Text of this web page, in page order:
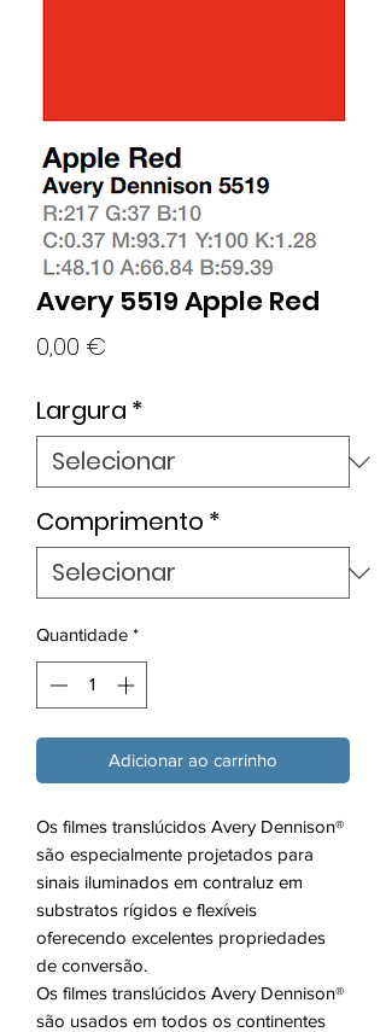
Avery 5519 Apple Red
0,00 €
Largura *
Comprimento *
Quantidade *
Adicionar ao carrinho
Os filmes translúcidos Avery Dennison®
são especialmente projetados para
sinais iluminados em contraluz em
substratos rígidos e flexíveis
oferecendo excelentes propriedades
de conversão.
Os filmes translúcidos Avery Dennison®
são usados em todos os continentes